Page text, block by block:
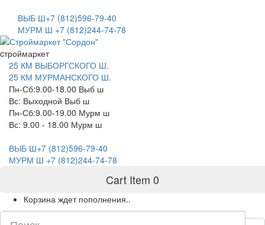
ВЫБ Ш+7 (812)596-79-40
МУРМ Ш +7 (812)244-74-78
cтроймаркет
25 КМ ВЫБОРГСКОГО Ш.
25 КМ МУРМАНСКОГО Ш.
Пн-Сб:9.00-18.00 Выб ш
Вс: Выходной Выб ш
Пн-Сб:9.00-19.00 Мурм ш
Вс: 9.00 - 18.00 Мурм ш
ВЫБ Ш+7 (812)596-79-40
МУРМ Ш +7 (812)244-74-78
Cart Item 0
Корзина ждет пополнения..